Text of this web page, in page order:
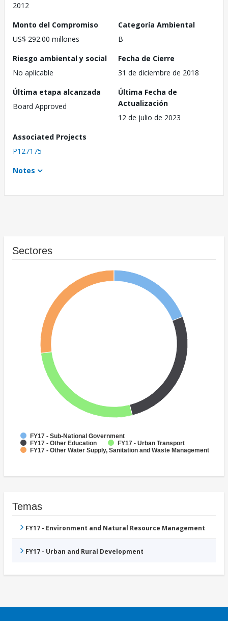
2012
Monto del Compromiso
US$ 292.00 millones
Categoría Ambiental
B
Riesgo ambiental y social
No aplicable
Fecha de Cierre
31 de diciembre de 2018
Última etapa alcanzada
Board Approved
Última Fecha de
Actualización
12 de julio de 2023
Associated Projects
P127175
Notes
Sectores
FY17 - Sub-National Government
FY17 - Other Education
FY17 - Urban Transport
FY17 - Other Water Supply, Sanitation and Waste Management
Temas
FY17 - Environment and Natural Resource Management
FY17 - Urban and Rural Development